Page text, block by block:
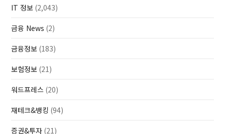
IT 정보 (2,043)
금융 News (2)
금융정보 (183)
보험정보 (21)
워드프레스 (20)
재테크&뱅킹 (94)
증권&투자 (21)